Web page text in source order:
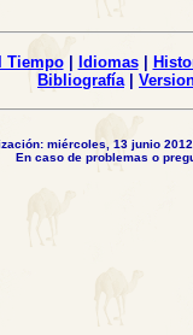
Tiempo| Idiomas|
Bibliografía|
miércoles, 13
En caso de problemas o